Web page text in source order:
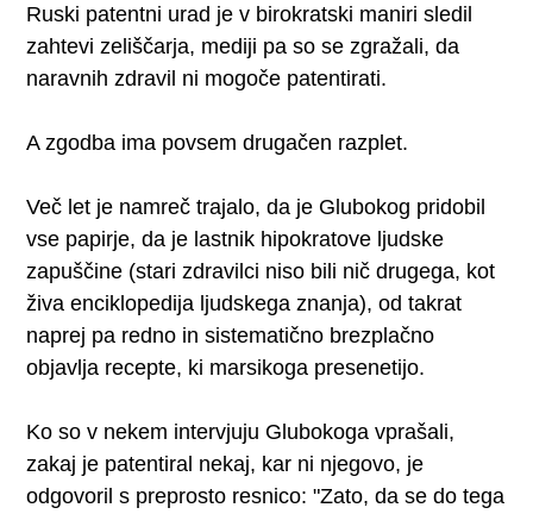
Ruski patentni urad je v birokratski maniri sledil
zahtevi zeliščarja, mediji pa so se zgražali, da
naravnih zdravil ni mogoče patentirati.
A zgodba ima povsem drugačen razplet.
Več let je namreč trajalo, da je Glubokog pridobil
vse papirje, da je lastnik hipokratove ljudske
zapuščine (stari zdravilci niso bili nič drugega, kot
živa enciklopedija ljudskega znanja), od takrat
naprej pa redno in sistematično brezplačno
objavlja recepte, ki marsikoga presenetijo.
Ko so v nekem intervjuju Glubokoga vprašali,
zakaj je patentiral nekaj, kar ni njegovo, je
odgovoril s preprosto resnico: "Zato, da se do tega